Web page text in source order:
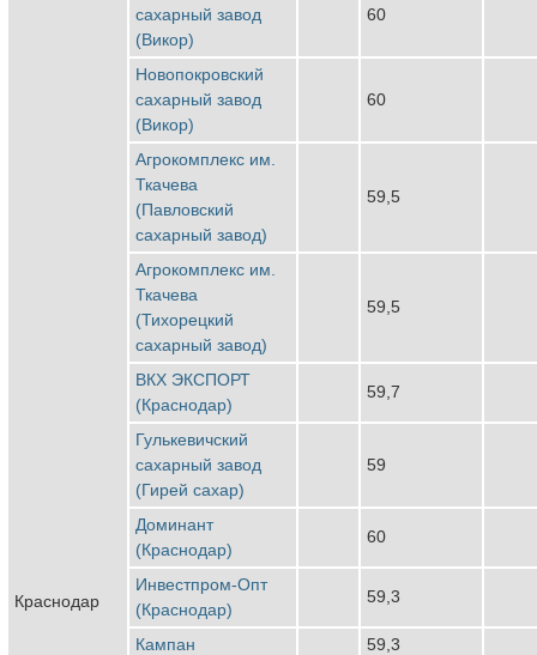
Краснодар
сахарный завод
(Викор)
60
Новопокровский
сахарный завод
(Викор)
60
Агрокомплекс им.
Ткачева
(Павловский
сахарный завод)
59,5
Агрокомплекс им.
Ткачева
(Тихорецкий
сахарный завод)
59,5
ВКХ ЭКСПОРТ
(Краснодар)
59,7
Гулькевичский
сахарный завод
(Гирей сахар)
59
Доминант
(Краснодар)
60
Инвестпром-Опт
(Краснодар)
59,3
Кампан
59,3